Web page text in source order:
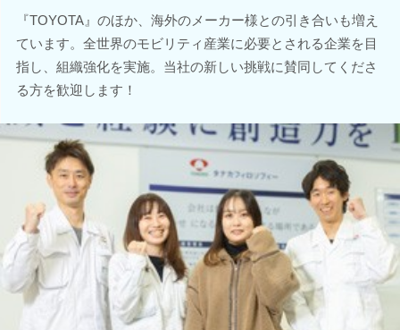
『TOYOTA』のほか、海外のメーカー様との引き合いも増え
ています。全世界のモビリティ産業に必要とされる企業を目
指し、組織強化を実施。当社の新しい挑戦に賛同してくださ
る方を歓迎します！